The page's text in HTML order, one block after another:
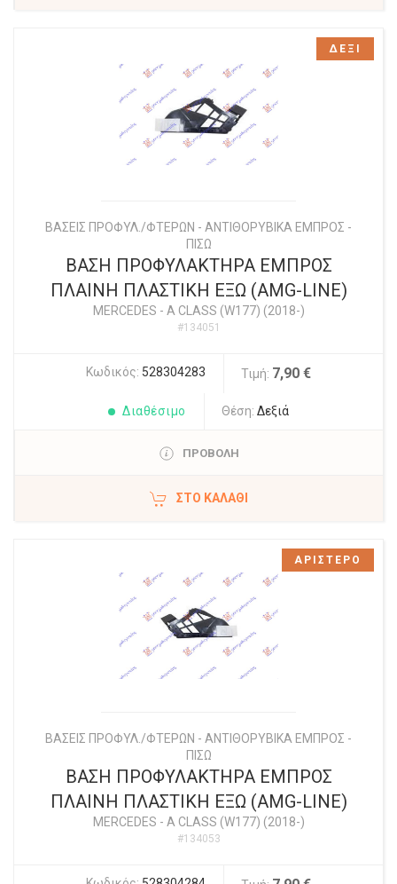
ΒΑΣΕΙΣ ΠΡΟΦΥΛ./ΦΤΕΡΩΝ - ΑΝΤΙΘΟΡΥΒΙΚΑ ΕΜΠΡΟΣ -
ΠΙΣΩ
ΒΑΣΗ ΠΡΟΦΥΛΑΚΤΗΡΑ ΕΜΠΡΟΣ
ΠΛΑΙΝΗ ΠΛΑΣΤΙΚH ΕΞΩ (AMG-LINE)
MERCEDES - A CLASS (W177) (2018-)
#134051
Κωδικός: 528304283 Τιμή: 7,90 €
Διαθέσιμο Θέση: Δεξιά
ΠΡΟΒΟΛΗ
ΣΤΟ ΚΑΛΆΘΙ
ΔΕΞΙ
ΒΑΣΕΙΣ ΠΡΟΦΥΛ./ΦΤΕΡΩΝ - ΑΝΤΙΘΟΡΥΒΙΚΑ ΕΜΠΡΟΣ -
ΠΙΣΩ
ΒΑΣΗ ΠΡΟΦΥΛΑΚΤΗΡΑ ΕΜΠΡΟΣ
ΠΛΑΙΝΗ ΠΛΑΣΤΙΚH ΕΞΩ (AMG-LINE)
MERCEDES - A CLASS (W177) (2018-)
#134053
ΑΡΙΣΤΕΡΟ